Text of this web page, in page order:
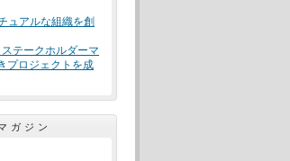
ュアルな組織を創
テークホルダーマ
プロジェクトを成
ガジン